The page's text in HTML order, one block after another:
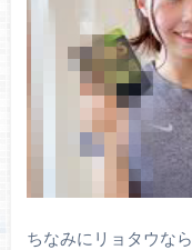
ちなみにリョタウなら